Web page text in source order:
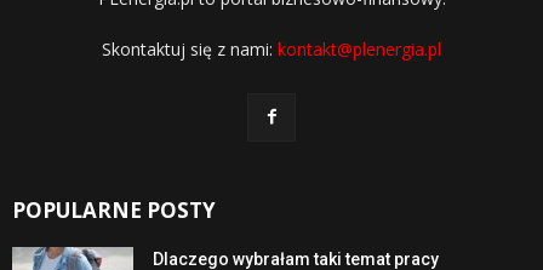
Skontaktuj się z nami: kontakt@plenergia.pl
POPULARNE POSTY
Dlaczego wybrałam taki temat pracy